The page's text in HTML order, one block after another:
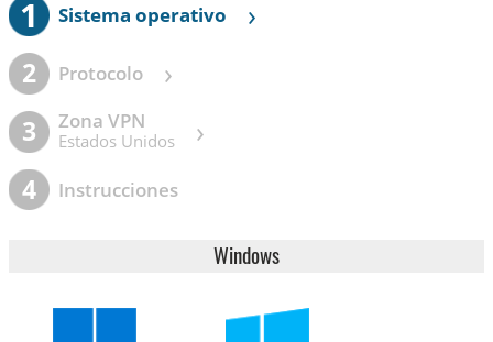
1 Sistema operativo ›
2 Protocolo ›
3 Zona VPN
Estados Unidos ›
4 Instrucciones
Windows